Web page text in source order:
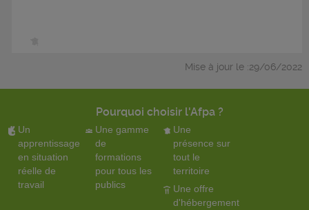
Mise à jour le :29/06/2022
Pourquoi choisir l'Afpa ?
Un
apprentissage
en situation
réelle de
travail
Une gamme
de
formations
pour tous les
publics
Une
présence sur
tout le
territoire
Une offre
d'hébergement